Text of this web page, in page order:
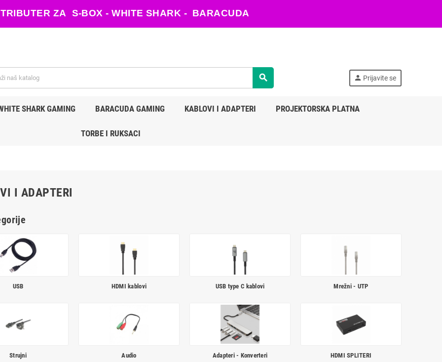
ZA S-BOX - WHITE SHARK - BARACUDA
search person Prijavite se
SHARK GAMING BARACUDA GAMING KABLOVI I ADAPTERI PROJEKTORSKA PLATNA
TORBE I RUKSACI
I ADAPTERI
USB HDMI kablovi USB type C kablovi Mrežni - UTP
Strujni Audio Adapteri - Konverteri HDMI SPLITERI